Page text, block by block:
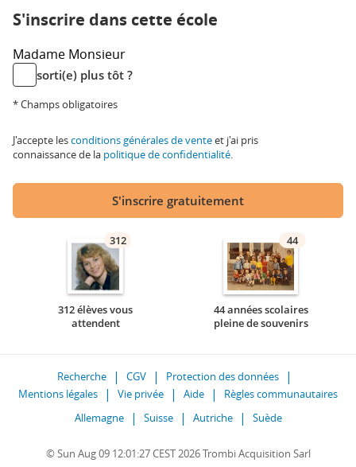
S'inscrire dans cette école
Madame Monsieur
sorti(e) plus tôt ?
* Champs obligatoires
J'accepte lesconditions générales de venteet j'ai pris
connaissance de la politique de confidentialité.
S'inscrire gratuitement
312
312 élèves vous
attendent
44
44 années scolaires
pleine de souvenirs
Recherche CGV
Protection des données
Mentions légales
Vie privée Aide
Règles communautaires
Allemagne
Suisse Autriche Suède
© Sun Aug 09 12:01:27 CEST 2026 Trombi Acquisition Sarl